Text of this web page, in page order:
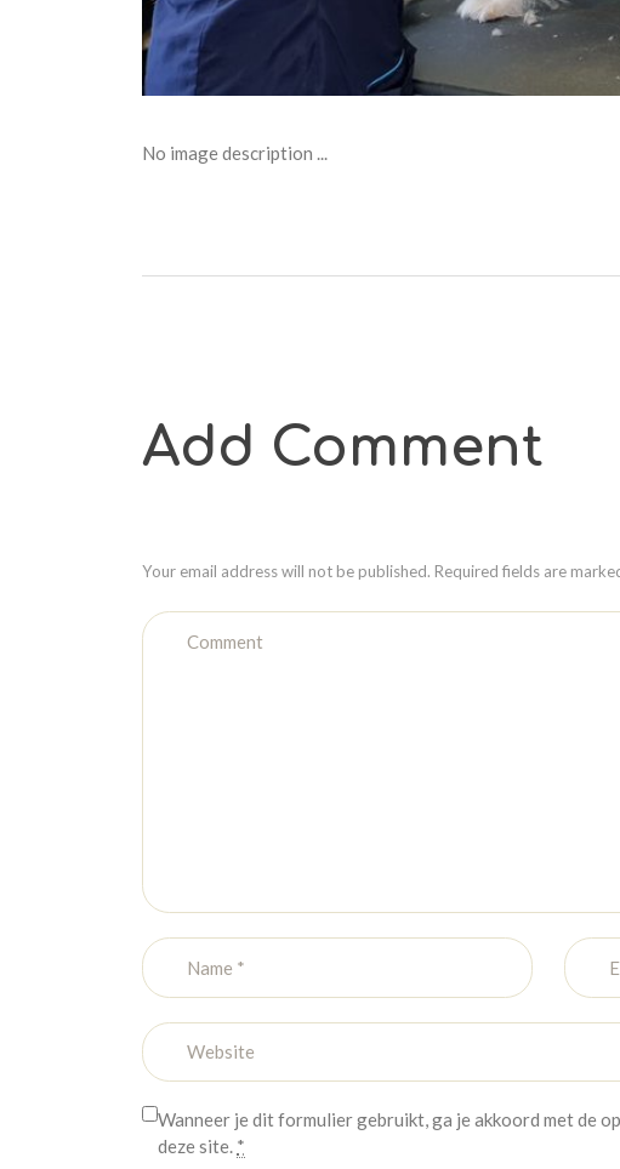
No image description ...
Add Comment
Your email address will not be published. Required fields are
Wanneer je dit formulier gebruikt, ga je akkoord met de
deze site. *